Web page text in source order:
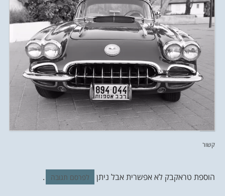
קשור
הוספת טראקבק לא אפשרית אבל ניתן לפרסם תגובה .